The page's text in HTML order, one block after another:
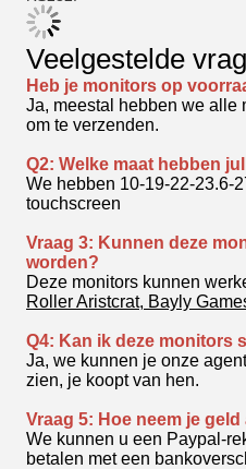
Veelgestelde
Heb je monitors op
Ja, meestal hebben we alle
om te verzenden.
Q2: Welke maat hebben
We hebben 10-19-22-23.6-
touchscreen
Vraag 3: Kunnen deze
worden?
Deze monitors kunnen
Roller Aristcrat, Bayly
Q4: Kan ik deze monitors
Ja, we kunnen je onze
zien, je koopt van hen.
Vraag 5: Hoe neem je geld
We kunnen u een Paypal-
betalen met een